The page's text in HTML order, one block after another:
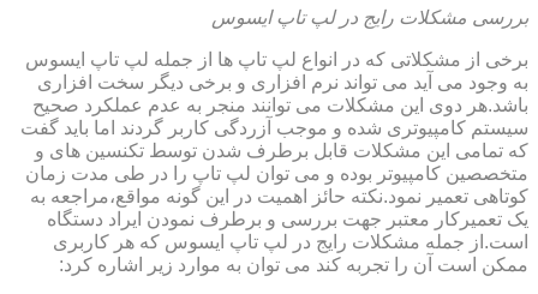
بررسی مشکلات رایج در لپ تاپ ایسوس
برخی از مشکلاتی که در انواع لپ تاپ ها از جمله لپ تاپ ایسوس
به وجود می آید می تواند نرم افزاری و برخی دیگر سخت افزاری
باشد.هر دوی این مشکلات می توانند منجر به عدم عملکرد صحیح
سیستم کامپیوتری شده و موجب آزردگی کاربر گردند اما باید گفت
که تمامی این مشکلات قابل برطرف شدن توسط تکنسین های و
متخصصین کامپیوتر بوده و می توان لپ تاپ را در طی مدت زمان
کوتاهی تعمیر نمود.نکته حائز اهمیت در این گونه مواقع،مراجعه به
یک تعمیرکار معتبر جهت بررسی و برطرف نمودن ایراد دستگاه
است.از جمله مشکلات رایج در لپ تاپ ایسوس که هر کاربری
ممکن است آن را تجربه کند می توان به موارد زیر اشاره کرد: